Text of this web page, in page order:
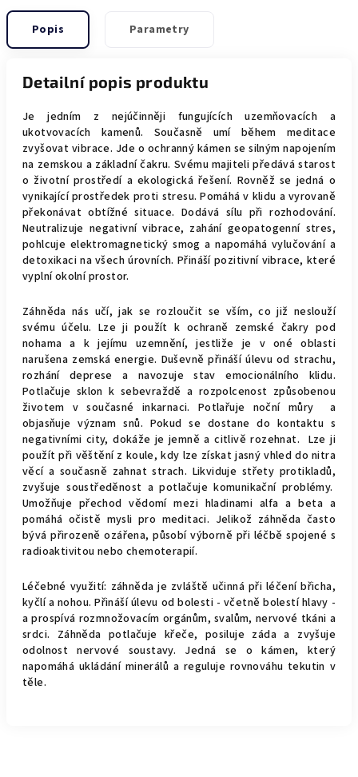
Popis Parametry
Detailní popis produktu
Je jedním z nejúčinněji fungujících uzemňovacích a
ukotvovacích kamenů. Současně umí během meditace
zvyšovat vibrace. Jde o ochranný kámen se silným napojením
na zemskou a základní čakru. Svému majiteli předává starost
o životní prostředí a ekologická řešení. Rovněž se jedná o
vynikající prostředek proti stresu. Pomáhá v klidu a vyrovaně
překonávat obtížné situace. Dodává sílu při rozhodování.
Neutralizuje negativní vibrace, zahání geopatogenní stres,
pohlcuje elektromagnetický smog a napomáhá vylučování a
detoxikaci na všech úrovních. Přináší pozitivní vibrace, které
vyplní okolní prostor.
Záhněda nás učí, jak se rozloučit se vším, co již neslouží
svému účelu. Lze ji použít k ochraně zemské čakry pod
nohama a k jejímu uzemnění, jestliže je v oné oblasti
narušena zemská energie. Duševně přináší úlevu od strachu,
rozhání deprese a navozuje stav emocionálního klidu.
Potlačuje sklon k sebevraždě a rozpolcenost způsobenou
životem v současné inkarnaci. Potlařuje noční můry a
objasňuje význam snů. Pokud se dostane do kontaktu s
negativními city, dokáže je jemně a citlivě rozehnat. Lze ji
použít při věštění z koule, kdy lze získat jasný vhled do nitra
věcí a současně zahnat strach. Likviduje střety protikladů,
zvyšuje soustředěnost a potlačuje komunikační problémy.
Umožňuje přechod vědomí mezi hladinami alfa a beta a
pomáhá očistě mysli pro meditaci. Jelikož záhněda často
bývá přirozeně ozářena, působí výborně při léčbě spojené s
radioaktivitou nebo chemoterapií.
Léčebné využití: záhněda je zvláště učinná při léčení břicha,
kyčlí a nohou. Přináší úlevu od bolesti - včetně bolestí hlavy -
a prospívá rozmnožovacím orgánům, svalům, nervové tkáni a
srdci. Záhněda potlačuje křeče, posiluje záda a zvyšuje
odolnost nervové soustavy. Jedná se o kámen, který
napomáhá ukládání minerálů a reguluje rovnováhu tekutin v
těle.